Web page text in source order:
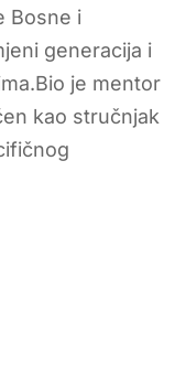
Bosne i
generacija i
je mentor
kao stručnjak